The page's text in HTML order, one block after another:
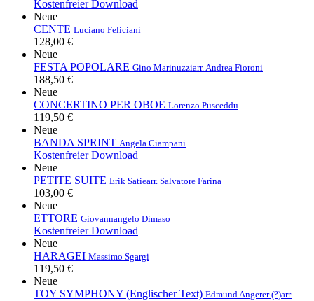
Kostenfreier Download
Neue
CENTE Luciano Feliciani
128,00 €
Neue
FESTA POPOLARE Gino Marinuzziarr. Andrea Fioroni
188,50 €
Neue
CONCERTINO PER OBOE Lorenzo Pusceddu
119,50 €
Neue
BANDA SPRINT Angela Ciampani
Kostenfreier Download
Neue
PETITE SUITE Erik Satiearr. Salvatore Farina
103,00 €
Neue
ETTORE Giovannangelo Dimaso
Kostenfreier Download
Neue
HARAGEI Massimo Sgargi
119,50 €
Neue
TOY SYMPHONY (Englischer Text) Edmund Angerer (?)arr.